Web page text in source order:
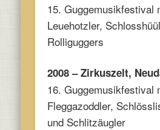
15. Guggemusikfestival
Leuehotzler,
Rolliguggers
2008 – Zirkuszelt,
16. Guggemusikfestival
Fleggazoddler,
und Schlitzäugler